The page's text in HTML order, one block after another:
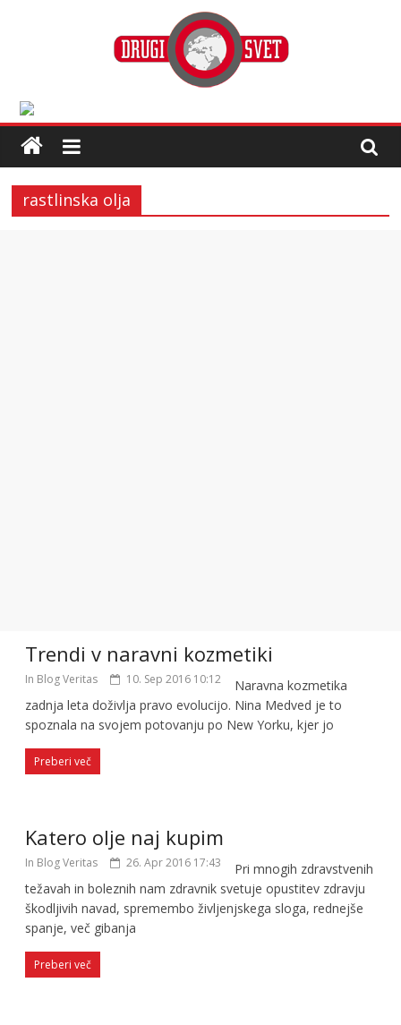
rastlinska olja
Trendi v naravni kozmetiki
In Blog Veritas 10. Sep 2016 10:12
Naravna kozmetika
zadnja leta doživlja pravo evolucijo. Nina Medved je to
spoznala na svojem potovanju po New Yorku, kjer jo
Preberi več
Katero olje naj kupim
In Blog Veritas 26. Apr 2016 17:43
Pri mnogih zdravstvenih
težavah in boleznih nam zdravnik svetuje opustitev zdravju
škodljivih navad, spremembo življenjskega sloga, rednejše
spanje, več gibanja
Preberi več